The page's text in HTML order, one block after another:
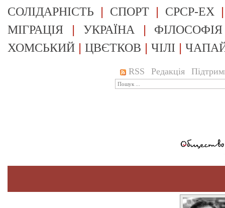
СОЛІДАРНІСТЬ | СПОРТ | СРСР-EX
МІГРАЦІЯ | УКРАЇНА | ФІЛОСОФІЯ
ХОМСЬКИЙ | ЦВЄТКОВ | ЧІЛІ |
RSS Редакція